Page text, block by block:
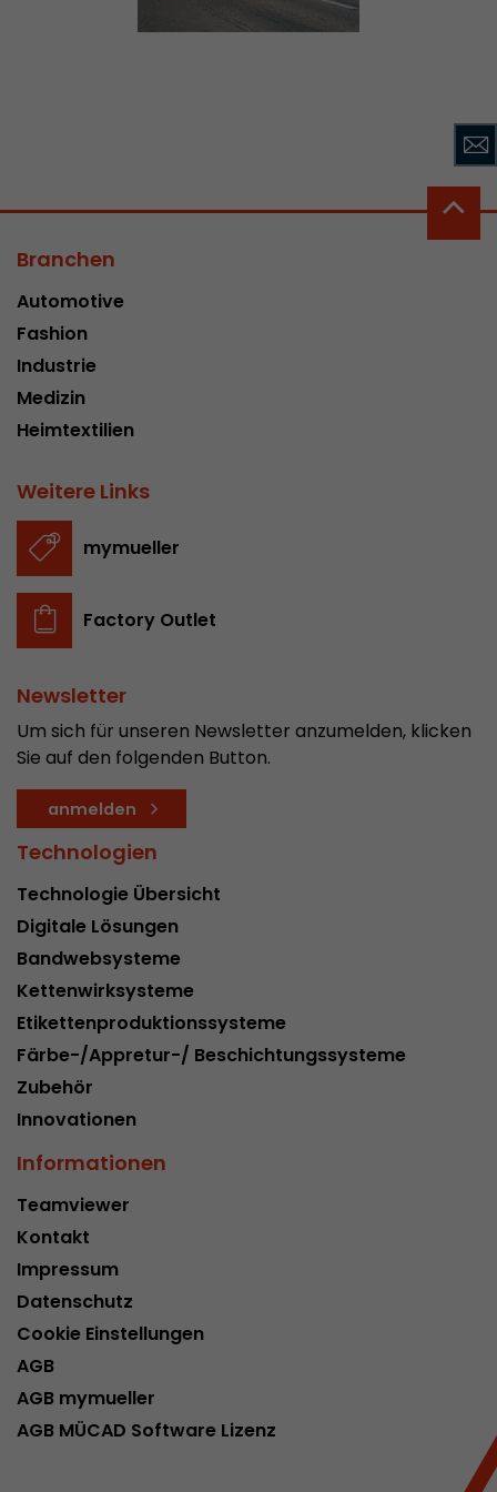
Branchen
Automotive
Fashion
Industrie
Medizin
Heimtextilien
Weitere Links
mymueller
Factory Outlet
Newsletter
Um sich für unseren Newsletter anzumelden, klicken
Sie auf den folgenden Button.
anmelden
Technologien
Technologie Übersicht
Digitale Lösungen
Bandwebsysteme
Kettenwirksysteme
Etikettenproduktionssysteme
Färbe-/Appretur-/ Beschichtungssysteme
Zubehör
Innovationen
Informationen
Teamviewer
Kontakt
Impressum
Datenschutz
Cookie Einstellungen
AGB
AGB mymueller
AGB MÜCAD Software Lizenz